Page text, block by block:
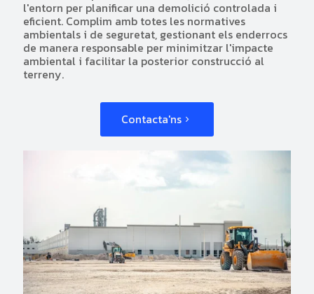
l'entorn per planificar una demolició controlada i
eficient. Complim amb totes les normatives
ambientals i de seguretat, gestionant els enderrocs
de manera responsable per minimitzar l'impacte
ambiental i facilitar la posterior construcció al
terreny.
Contacta'ns